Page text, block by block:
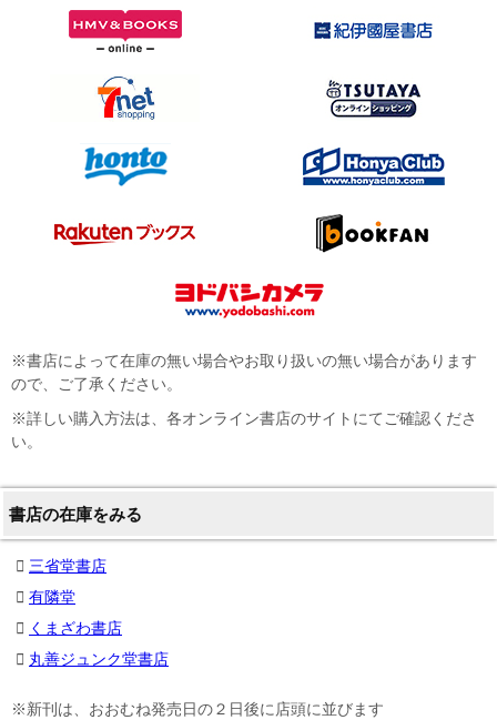
※書店によって在庫の無い場合やお取り扱いの無い場合があります
ので、ご了承ください。
※詳しい購入方法は、各オンライン書店のサイトにてご確認くださ
い。
書店の在庫をみる
三省堂書店
有隣堂
くまざわ書店
丸善ジュンク堂書店
※新刊は、おおむね発売日の２日後に店頭に並びます